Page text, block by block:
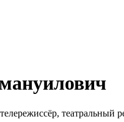
театральный